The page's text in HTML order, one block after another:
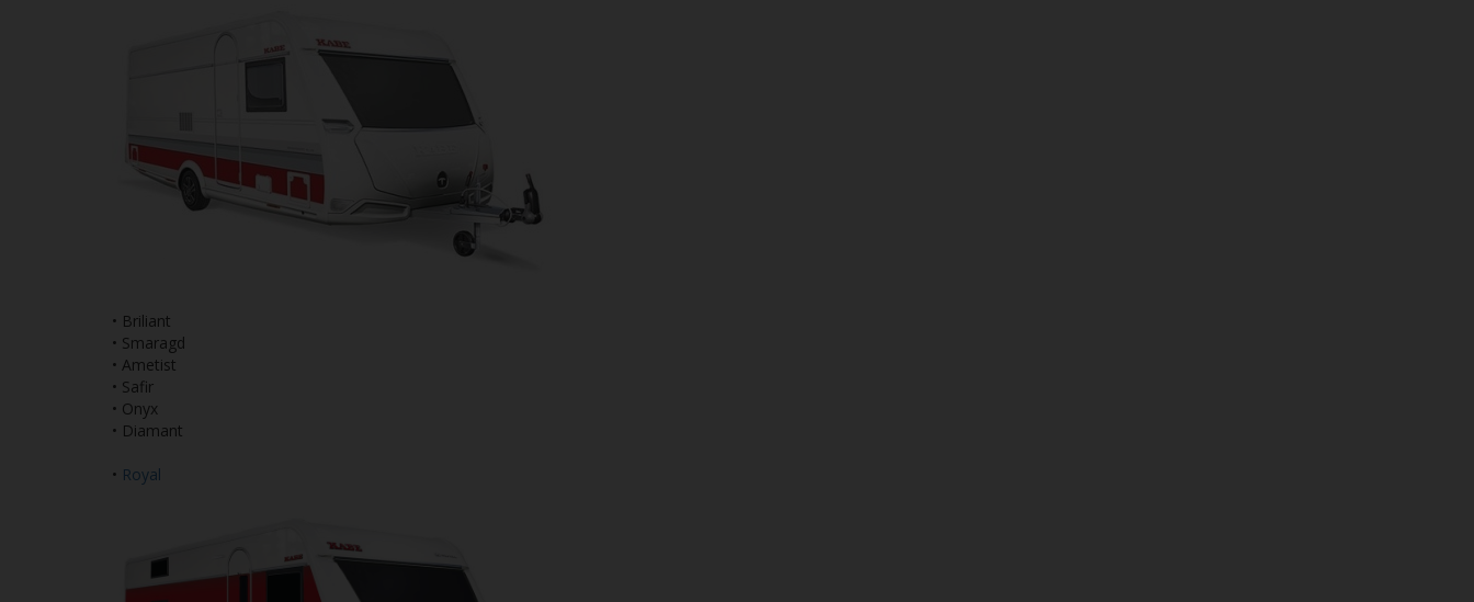
• Briliant
• Smaragd
• Ametist
• Safir
• Onyx
• Diamant
• Royal